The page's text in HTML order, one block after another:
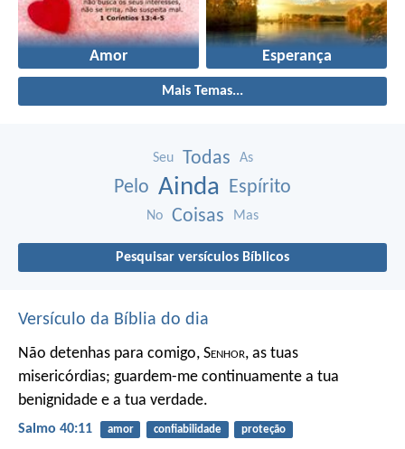
Amor Esperança
Mais Temas...
Seu Todas As
Pelo Ainda Espírito
No Coisas Mas
Pesquisar versículos Bíblicos
Versículo da Bíblia do dia
Não detenhas para comigo, Senhor, as tuas
misericórdias; guardem-me continuamente a tua
benignidade e a tua verdade.
Salmo 40:11 amor confiabilidade proteção